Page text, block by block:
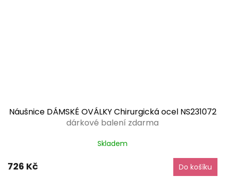
Náušnice DÁMSKÉ OVÁLKY Chirurgická ocel NS231072
dárkové balení zdarma
Skladem
726 Kč Do košíku